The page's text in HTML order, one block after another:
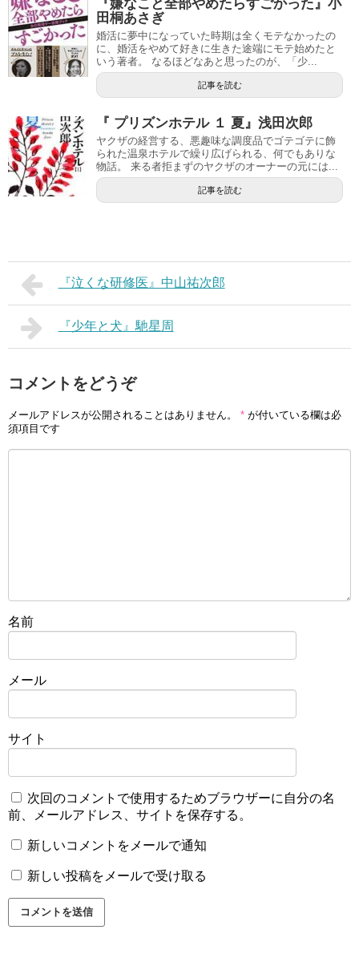
『嫌なこと全部やめたらすごかった』小
田桐あさぎ
婚活に夢中になっていた時期は全くモテなかったの
に、婚活をやめて好きに生きた途端にモテ始めたと
いう著者。 なるほどなあと思ったのが、「少...
記事を読む
『 プリズンホテル １ 夏』浅田次郎
ヤクザの経営する、悪趣味な調度品でゴテゴテに飾
られた温泉ホテルで繰り広げられる、何でもありな
物話。 来る者拒まずのヤクザのオーナーの元には...
記事を読む
『泣くな研修医』中山祐次郎
『少年と犬』馳星周
コメントをどうぞ
メールアドレスが公開されることはありません。 * が付いている欄は必
須項目です
名前
メール
サイト
次回のコメントで使用するためブラウザーに自分の名
前、メールアドレス、サイトを保存する。
新しいコメントをメールで通知
新しい投稿をメールで受け取る